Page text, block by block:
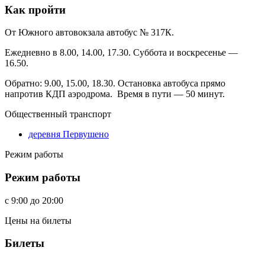
Как пройти
От Южного автовокзала автобус № 317К.
Ежедневно в 8.00, 14.00, 17.30. Суббота и воскресенье —
16.50.
Обратно: 9.00, 15.00, 18.30. Остановка автобуса прямо
напротив КДП аэродрома. Время в пути — 50 минут.
Общественный транспорт
деревня Первушено
Режим работы
Режим работы
c 9:00 до 20:00
Цены на билеты
Билеты